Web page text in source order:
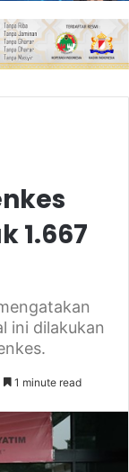
1.667
ini dilakukan
1 minute read